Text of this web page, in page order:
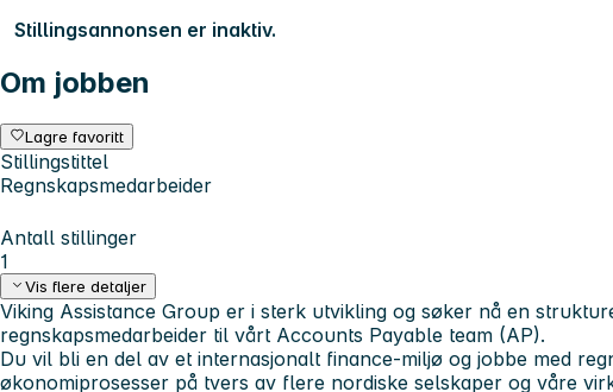
Stillingsannonsen er inaktiv.
Om jobben
Lagre favoritt
Stillingstittel
Regnskapsmedarbeider
Antall stillinger
1
Vis flere detaljer
Viking Assistance Group er i sterk utvikling og søker nå en
regnskapsmedarbeider til vårt Accounts Payable team (AP).
Du vil bli en del av et internasjonalt finance-miljø og jobbe med
økonomiprosesser på tvers av flere nordiske selskaper og våre